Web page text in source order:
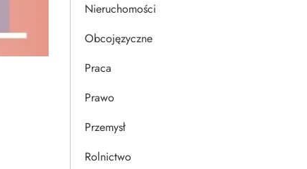
Nieruchomości
Obcojęzyczne
Praca
Prawo
Przemysł
Rolnictwo